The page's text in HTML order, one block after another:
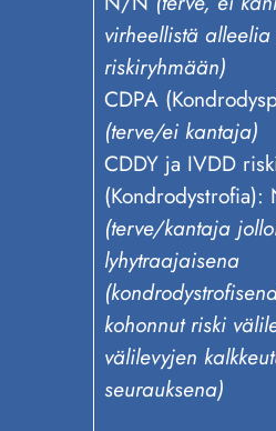
virheellistä
riskiryhmään)
CDPA
(terve/ei kantaja)
CDDY ja IVDD
(Kondrodystrofia):
(terve/kantaja
lyhytraajaisena
kohonnut riski
välilevyjen
seurauksena)